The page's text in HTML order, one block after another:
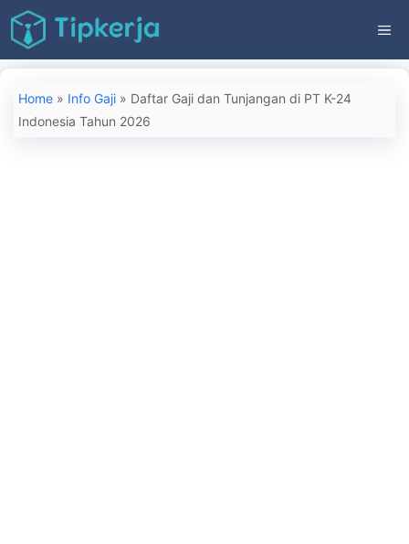
Langsung
ke
isi
Home » Info Gaji » Daftar Gaji dan Tunjangan di PT K-24
Indonesia Tahun 2026